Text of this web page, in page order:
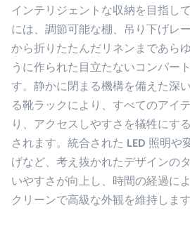
インテリジェントな収納を目指し
には、調節可能な棚、吊り下げレ
から折りたたんだリネンまであら
うに作られた目立たないコンパー
す。静かに閉まる機構を備えた深
る靴ラックにより、すべてのアイ
り、アクセスしやすさを犠牲にす
されます。統合された LED 照明
げなど、考え抜かれたデザインの
いやすさが向上し、時間の経過に
クリーンで高級な外観を維持します